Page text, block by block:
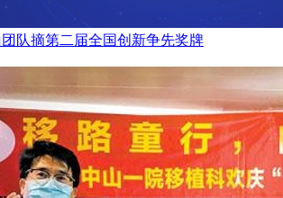
队摘第二届全国创新争先奖牌